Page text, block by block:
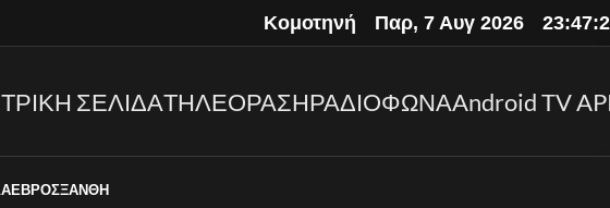
Κομοτηνή Παρ, 7 Αυγ 2026
ΣΕΛΙΔΑΤΗΛΕΟΡΑΣΗΡΑΔΙΟΦΩΝΑAndroid TV
ΕΒΡΟΣΞΑΝΘΗ